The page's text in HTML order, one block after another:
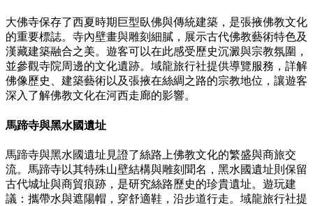
大佛寺保存了西夏時期巨型臥佛與傳統建築，是張掖佛教文化
的重要標誌。寺內壁畫與雕刻細膩，展示古代佛教藝術特色及
漢藏建築融合之美。遊客可以在此感受歷史沉澱與宗教氛圍，
並參觀寺院周邊的文化遺跡。域龍旅行社提供導覽服務，詳解
佛像歷史、建築藝術以及張掖在絲綢之路的宗教地位，讓遊客
深入了解佛教文化在河西走廊的影響。
馬蹄寺與黑水國遺址
馬蹄寺與黑水國遺址見證了絲路上佛教文化的繁盛與商旅交
流。馬蹄寺以其特殊山壁結構與雕刻聞名，黑水國遺址則保留
古代城址與商貿痕跡，是研究絲路歷史的珍貴遺址。遊玩建
議：攜帶水與遮陽帽，穿舒適鞋，沿步道行走。域龍旅行社提